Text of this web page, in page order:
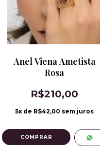
Anel Viena Ametista
Rosa
R$210,00
5x de R$42,00 sem juros
COMPRAR